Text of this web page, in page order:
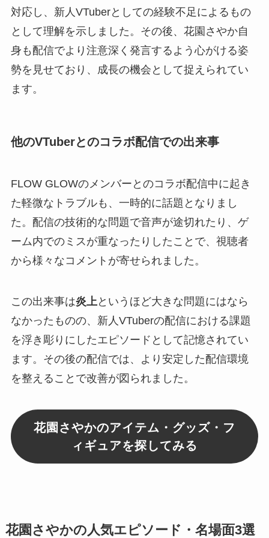
対応し、新人VTuberとしての経験不足によるもの
として理解を示しました。その後、花園さやか自
身も配信でより注意深く発言するよう心がける姿
勢を見せており、成長の機会として捉えられてい
ます。
他のVTuberとのコラボ配信での出来事
FLOW GLOWのメンバーとのコラボ配信中に起き
た軽微なトラブルも、一時的に話題となりまし
た。配信の技術的な問題で音声が途切れたり、ゲ
ーム内でのミスが重なったりしたことで、視聴者
から様々なコメントが寄せられました。
この出来事は炎上 というほど大きな問題にはなら
なかったものの、新人VTuberの配信における課題
を浮き彫りにしたエピソードとして記憶されてい
ます。その後の配信では、より安定した配信環境
を整えることで改善が図られました。
花園さやかのアイテム・グッズ・フ
ィギュアを探してみる
花園さやかの人気エピソード・名場面3選